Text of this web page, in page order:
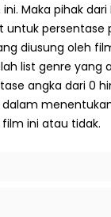
Maka pihak dari
persentase
diusung oleh
list genre yang
angka dari 0
ini atau tidak.